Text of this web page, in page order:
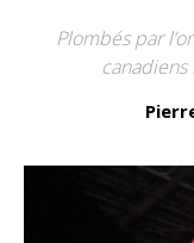
Plombés par